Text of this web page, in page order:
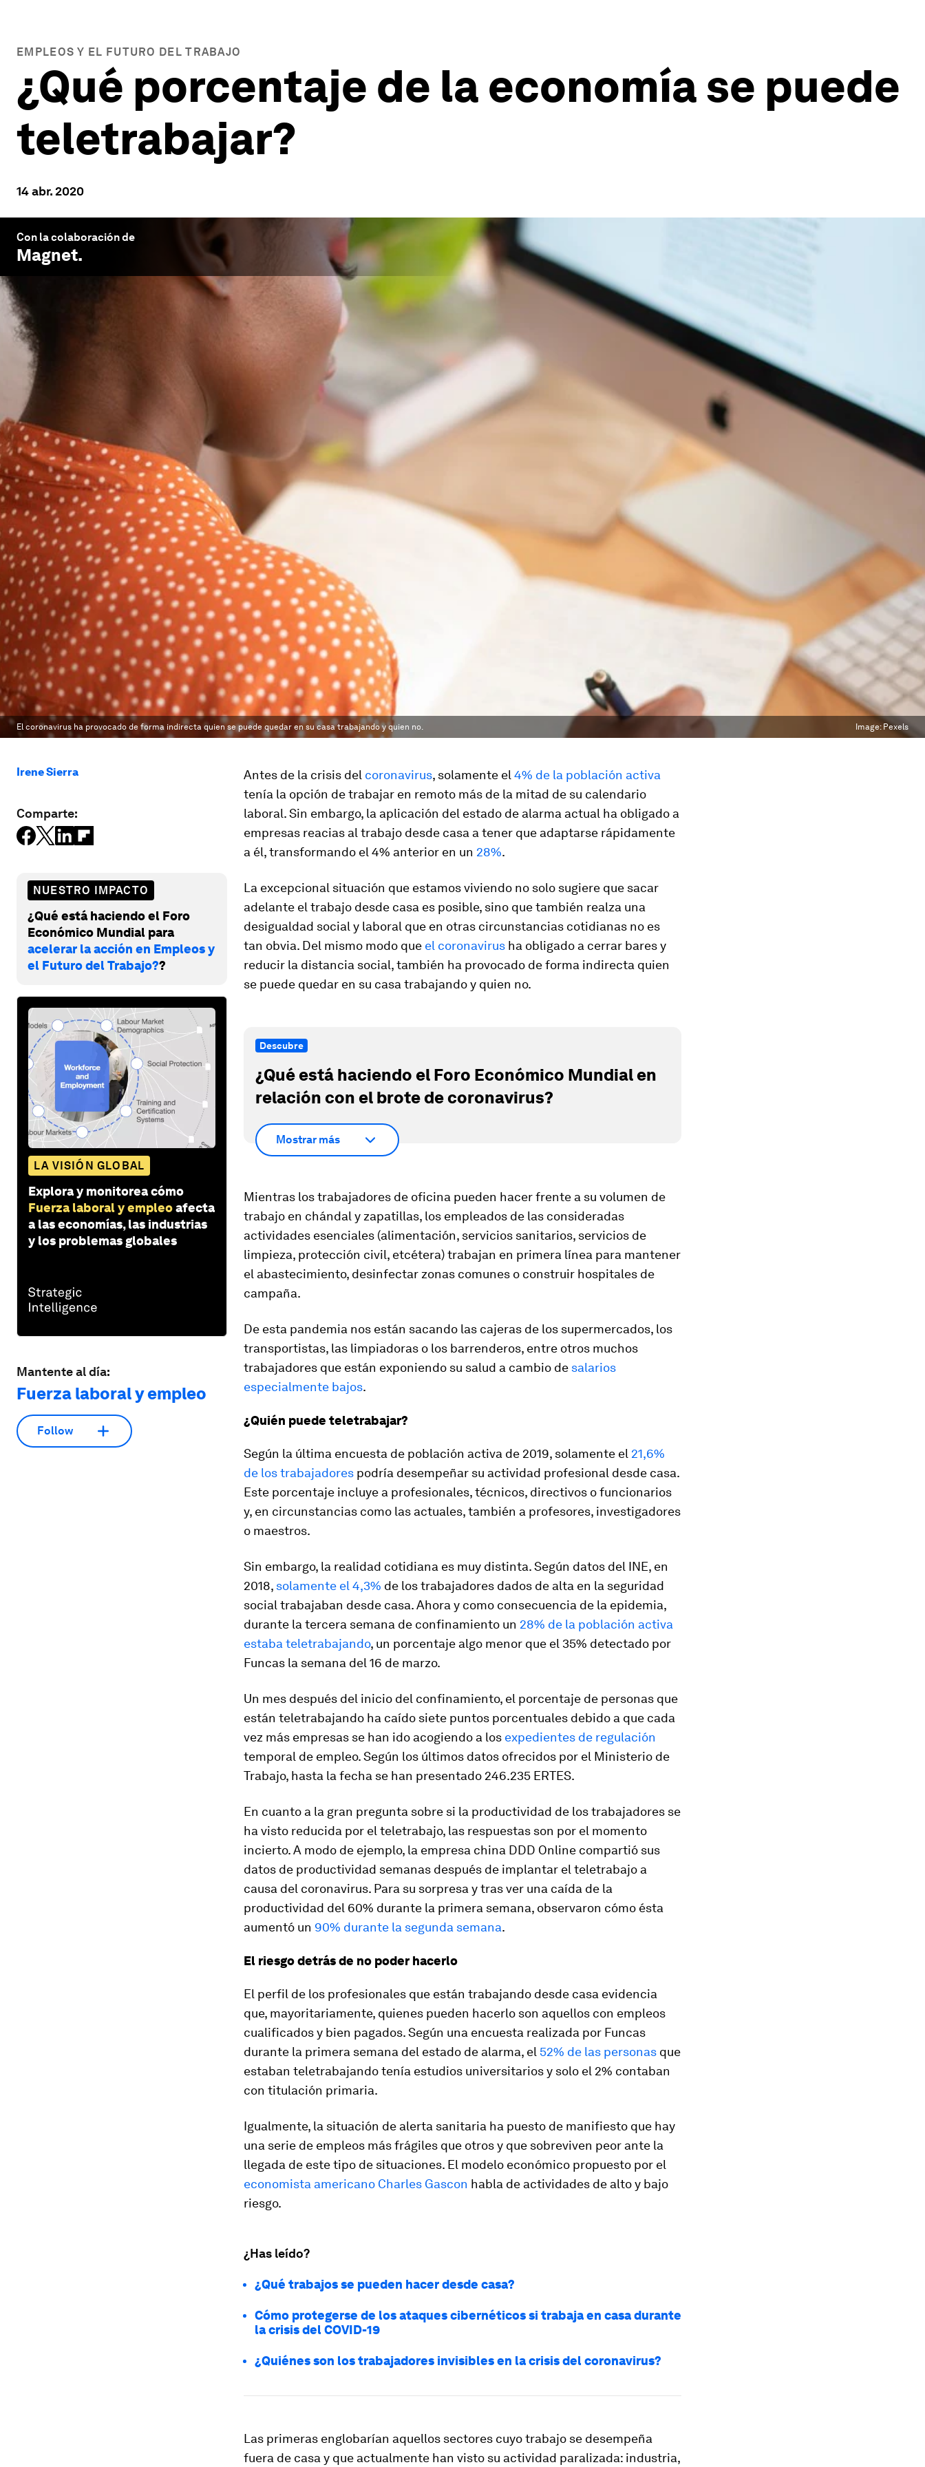
EMPLEOS Y EL FUTURO DEL TRABAJO
¿Qué porcentaje de la economía se puede
teletrabajar?
14 abr. 2020
Con la colaboración de
Magnet.
El coronavirus ha provocado de forma indirecta quien se puede quedar en su casa trabajando y quien no. Image: Pexels
Irene Sierra
Comparte:
NUESTRO IMPACTO
¿Qué está haciendo el Foro
Económico Mundial para
acelerar la acción en Empleos y
el Futuro del Trabajo??
LA VISIÓN GLOBAL
Explora y monitorea cómo
Fuerza laboral y empleoafecta
a las economías, las industrias
y los problemas globales
Mantente al día:
Fuerza laboral y empleo
Follow
Antes de la crisis del coronavirus, solamente el 4% de la población activa
tenía la opción de trabajar en remoto más de la mitad de su calendario
laboral. Sin embargo, la aplicación del estado de alarma actual ha obligado a
empresas reacias al trabajo desde casa a tener que adaptarse rápidamente
a él, transformando el 4% anterior en un 28%.
La excepcional situación que estamos viviendo no solo sugiere que sacar
adelante el trabajo desde casa es posible, sino que también realza una
desigualdad social y laboral que en otras circunstancias cotidianas no es
tan obvia. Del mismo modo que el coronavirus ha obligado a cerrar bares y
reducir la distancia social, también ha provocado de forma indirecta quien
se puede quedar en su casa trabajando y quien no.
Descubre
¿Qué está haciendo el Foro Económico Mundial en
relación con el brote de coronavirus?
Mostrar más
Mientras los trabajadores de oficina pueden hacer frente a su volumen de
trabajo en chándal y zapatillas, los empleados de las consideradas
actividades esenciales (alimentación, servicios sanitarios, servicios de
limpieza, protección civil, etcétera) trabajan en primera línea para mantener
el abastecimiento, desinfectar zonas comunes o construir hospitales de
campaña.
De esta pandemia nos están sacando las cajeras de los supermercados, los
transportistas, las limpiadoras o los barrenderos, entre otros muchos
trabajadores que están exponiendo su salud a cambio de salarios
especialmente bajos.
¿Quién puede teletrabajar?
Según la última encuesta de población activa de 2019, solamente el 21,6%
de los trabajadores podría desempeñar su actividad profesional desde casa.
Este porcentaje incluye a profesionales, técnicos, directivos o funcionarios
y, en circunstancias como las actuales, también a profesores, investigadores
o maestros.
Sin embargo, la realidad cotidiana es muy distinta. Según datos del INE, en
2018, solamente el 4,3% de los trabajadores dados de alta en la seguridad
social trabajaban desde casa. Ahora y como consecuencia de la epidemia,
durante la tercera semana de confinamiento un 28% de la población activa
estaba teletrabajando, un porcentaje algo menor que el 35% detectado por
Funcas la semana del 16 de marzo.
Un mes después del inicio del confinamiento, el porcentaje de personas que
están teletrabajando ha caído siete puntos porcentuales debido a que cada
vez más empresas se han ido acogiendo a los expedientes de regulación
temporal de empleo. Según los últimos datos ofrecidos por el Ministerio de
Trabajo, hasta la fecha se han presentado 246.235 ERTES.
En cuanto a la gran pregunta sobre si la productividad de los trabajadores se
ha visto reducida por el teletrabajo, las respuestas son por el momento
incierto. A modo de ejemplo, la empresa china DDD Online compartió sus
datos de productividad semanas después de implantar el teletrabajo a
causa del coronavirus. Para su sorpresa y tras ver una caída de la
productividad del 60% durante la primera semana, observaron cómo ésta
aumentó un 90% durante la segunda semana.
El riesgo detrás de no poder hacerlo
El perfil de los profesionales que están trabajando desde casa evidencia
que, mayoritariamente, quienes pueden hacerlo son aquellos con empleos
cualificados y bien pagados. Según una encuesta realizada por Funcas
durante la primera semana del estado de alarma, el 52% de las personas que
estaban teletrabajando tenía estudios universitarios y solo el 2% contaban
con titulación primaria.
Igualmente, la situación de alerta sanitaria ha puesto de manifiesto que hay
una serie de empleos más frágiles que otros y que sobreviven peor ante la
llegada de este tipo de situaciones. El modelo económico propuesto por el
economista americano Charles Gascon habla de actividades de alto y bajo
riesgo.
¿Has leído?
¿Qué trabajos se pueden hacer desde casa?
Cómo protegerse de los ataques cibernéticos si trabaja en casa durante
la crisis del COVID-19
¿Quiénes son los trabajadores invisibles en la crisis del coronavirus?
Las primeras englobarían aquellos sectores cuyo trabajo se desempeña
fuera de casa y que actualmente han visto su actividad paralizada: industria,